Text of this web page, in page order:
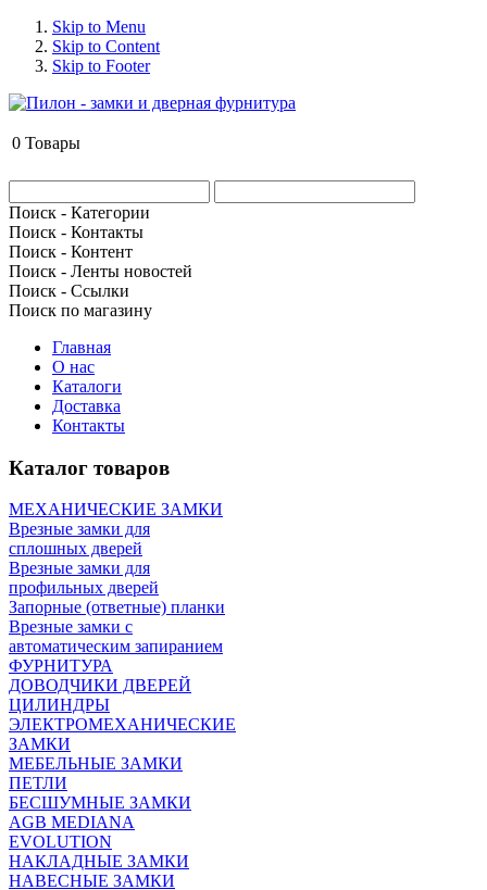
Skip to Menu
Skip to Content
Skip to Footer
0 Товары
Поиск - Категории
Поиск - Контакты
Поиск - Контент
Поиск - Ленты новостей
Поиск - Ссылки
Поиск по магазину
Главная
О нас
Каталоги
Доставка
Контакты
Каталог товаров
МЕХАНИЧЕСКИЕ ЗАМКИ
Врезные замки для
сплошных дверей
Врезные замки для
профильных дверей
Запорные (ответные) планки
Врезные замки с
автоматическим запиранием
ФУРНИТУРА
ДОВОДЧИКИ ДВЕРЕЙ
ЦИЛИНДРЫ
ЭЛЕКТРОМЕХАНИЧЕСКИЕ
ЗАМКИ
МЕБЕЛЬНЫЕ ЗАМКИ
ПEТЛИ
БЕСШУМНЫЕ ЗАМКИ
AGB MEDIANA
EVOLUTION
НАКЛАДНЫЕ ЗАМКИ
НАВЕСНЫЕ ЗАМКИ